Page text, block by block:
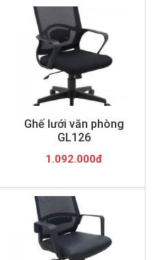
Ghế lưới văn phòng
GL126
1.092.000đ